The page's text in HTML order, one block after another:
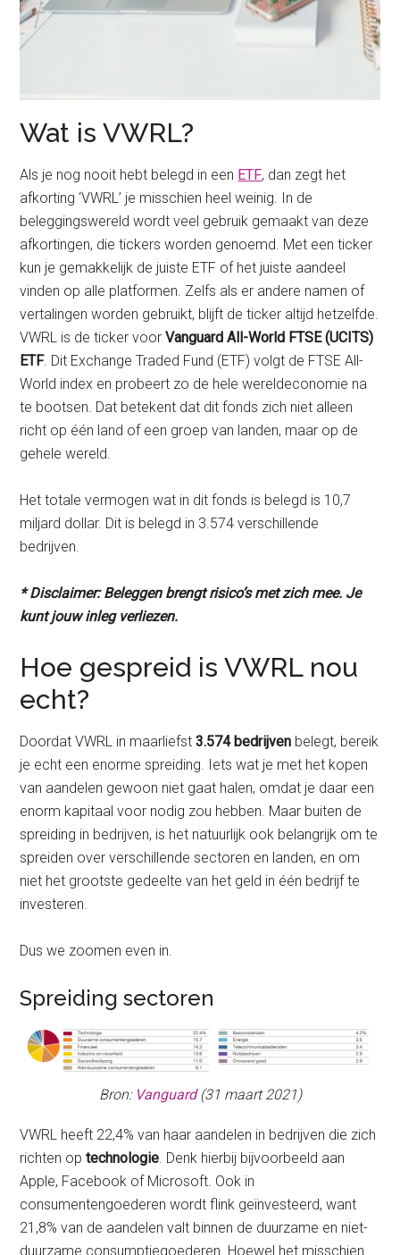
Wat is VWRL?
Als je nog nooit hebt belegd in een ETF, dan zegt het
afkorting ‘VWRL’ je misschien heel weinig. In de
beleggingswereld wordt veel gebruik gemaakt van deze
afkortingen, die tickers worden genoemd. Met een ticker
kun je gemakkelijk de juiste ETF of het juiste aandeel
vinden op alle platformen. Zelfs als er andere namen of
vertalingen worden gebruikt, blijft de ticker altijd hetzelfde.
VWRL is de ticker voorVanguard All-World FTSE (UCITS)
ETF. Dit Exchange Traded Fund (ETF) volgt de FTSE All-
World index en probeert zo de hele wereldeconomie na
te bootsen. Dat betekent dat dit fonds zich niet alleen
richt op één land of een groep van landen, maar op de
gehele wereld.
Het totale vermogen wat in dit fonds is belegd is 10,7
miljard dollar. Dit is belegd in 3.574 verschillende
bedrijven.
* Disclaimer: Beleggen brengt risico’s met zich mee. Je
kunt jouw inleg verliezen.
Hoe gespreid is VWRL nou
echt?
Doordat VWRL in maarliefst3.574 bedrijven belegt, bereik
je echt een enorme spreiding. Iets wat je met het kopen
van aandelen gewoon niet gaat halen, omdat je daar een
enorm kapitaal voor nodig zou hebben. Maar buiten de
spreiding in bedrijven, is het natuurlijk ook belangrijk om te
spreiden over verschillende sectoren en landen, en om
niet het grootste gedeelte van het geld in één bedrijf te
investeren.
Dus we zoomen even in.
Spreiding sectoren
Bron: Vanguard(31 maart 2021)
VWRL heeft 22,4% van haar aandelen in bedrijven die zich
richten optechnologie. Denk hierbij bijvoorbeeld aan
Apple, Facebook of Microsoft. Ook in
consumentengoederen wordt flink geïnvesteerd, want
21,8% van de aandelen valt binnen de duurzame en niet-
duurzame consumptiegoederen. Hoewel het misschien